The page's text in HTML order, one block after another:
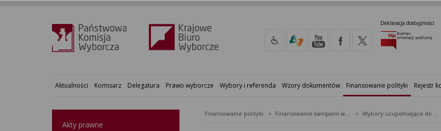
Deklaracja dostępności
Aktualności Komisarz Delegatura Prawo wyborcze Wybory i referenda Wzory dokumentów Finansowanie polityki Rejestr
Akty prawne
Finansowanie polityki